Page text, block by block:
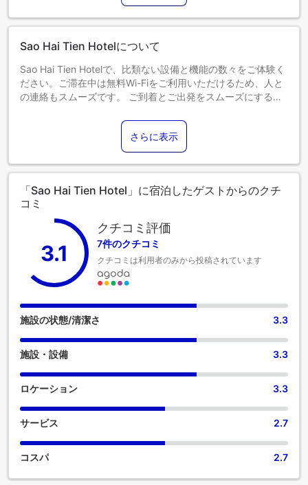
エキストラベッドの追加可否は、お部屋タイプにより異なり
ます。各部屋タイプ欄の記載をご確認ください。
Sao Hai Tien Hotelについて
Sao Hai Tien Hotelで、比類ない設備と機能の数々をご体験く
ださい。ご滞在中は無料Wi-Fiをご利用いただけるため、人と
の連絡もスムーズです。 ご到着とご出発をスムーズにするた
だけます。 当宿泊施設が提供する送迎サービスを利用すれ
ば、タンホア / サムソン ビーチの魅力を手軽に発見できま
す。お車でお越しの際は、便利な敷地内駐車場をご利用くだ
さい。コンシェルジュサービスなど、フロントデスクで必要
要な場合は、当チケットサービスでは、近隣で開催される最
高のショーやイベントのチケット手配や予約もお手伝いしま
す。また、室内設備・サービスとしてルームサービスをご用
意しておりますので、快適なご滞在をお楽しみいただけま
す。 Sao Hai Tien Hotelでは、快適なご滞在をサポートする便
利な設備とサービスを備えた客室をご用意しています。Sao
Hai Tien Hotelの客室にはエアコンやリネンサービスが完備さ
れておりますので、快適な滞在を求めるお客様のニーズにお
応えします。一部の客室では、ビデオストリーミング、新
聞、テレビなどのアミューズメントをお楽しみいただけま
いる便利な部屋もあるのでご安心ください。Sao Hai Tien
Hotelの特定の客室では、バスルームにバスローブ、タオル、
ドライヤーをご用意しております。 Sao Hai Tien Hotelでは、
追加料金なしで提供される豪華な朝食で一日が始まります。
は、毎朝、あるいはいつでも、淹れたての本格的なコーヒー
をお楽しみいただけます。ご滞在中、当宿泊施設では、ご満
足いただけるお料理の数々をご堪能いただけます。 卓越した
料理の腕をお持ちですか？当宿泊施設内の調理設備で個人的
さらに表示
「Sao Hai Tien Hotel」に宿泊したゲストからのクチ
コミ
3.1
クチコミ評価
7件のクチコミ
クチコミは利用者のみから投稿されています
施設の状態/清潔さ 3.3
施設・設備 3.3
ロケーション 3.3
サービス 2.7
コスパ 2.7